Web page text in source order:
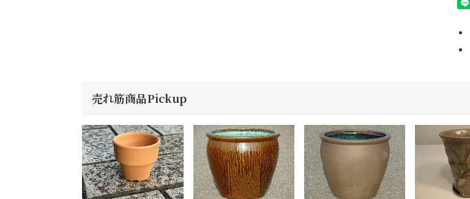
売れ筋商品Pickup